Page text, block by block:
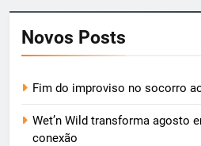
Novos Posts
Fim do improviso no socorro
Wet’n Wild transforma agosto
conexão